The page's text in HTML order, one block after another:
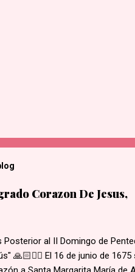
Corazon De Jesus,
Posterior al II Domingo de
🙏🏻❤️‍🔥 El 16 de junio de